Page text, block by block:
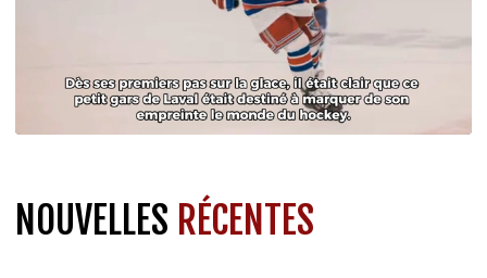
NOUVELLES RÉCENTES